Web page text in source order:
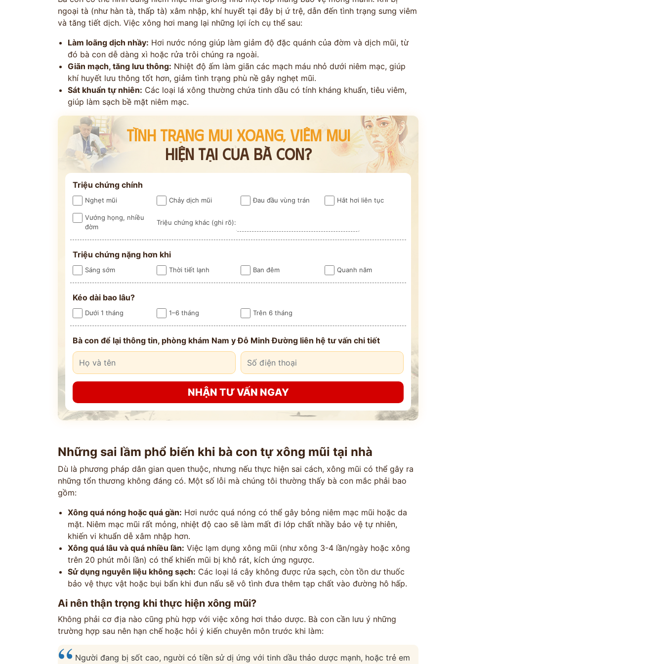
ngoại tà (như hàn tà, thấp tà) xâm nhập, khí huyết tại đây bị ứ trệ, dẫn đến tình trạng sưng viêm
và tăng tiết dịch. Việc xông hơi mang lại những lợi ích cụ thể sau:
Làm loãng dịch nhầy: Hơi nước nóng giúp làm giảm độ đặc quánh của đờm và dịch mũi, từ
đó bà con dễ dàng xì hoặc rửa trôi chúng ra ngoài.
Giãn mạch, tăng lưu thông: Nhiệt độ ấm làm giãn các mạch máu nhỏ dưới niêm mạc, giúp
khí huyết lưu thông tốt hơn, giảm tình trạng phù nề gây nghẹt mũi.
Sát khuẩn tự nhiên: Các loại lá xông thường chứa tinh dầu có tính kháng khuẩn, tiêu viêm,
giúp làm sạch bề mặt niêm mạc.
TÌNH TRẠNG MŨI XOANG, VIÊM MŨI
HIỆN TẠI CỦA BÀ CON?
Triệu chứng chính
Nghẹt mũi Chảy dịch mũi Đau đầu vùng trán Hắt hơi liên tục
Vướng họng, nhiều
đờm
Triệu chứng khác (ghi rõ):
Triệu chứng nặng hơn khi
Sáng sớm Thời tiết lạnh Ban đêm Quanh năm
Kéo dài bao lâu?
Dưới 1 tháng 1–6 tháng Trên 6 tháng
Bà con để lại thông tin, phòng khám Nam y Đỗ Minh Đường liên hệ tư vấn chi tiết
NHẬN TƯ VẤN NGAY
Những sai lầm phổ biến khi bà con tự xông mũi tại nhà
Dù là phương pháp dân gian quen thuộc, nhưng nếu thực hiện sai cách, xông mũi có thể gây ra
những tổn thương không đáng có. Một số lỗi mà chúng tôi thường thấy bà con mắc phải bao
gồm:
Xông quá nóng hoặc quá gần: Hơi nước quá nóng có thể gây bỏng niêm mạc mũi hoặc da
mặt. Niêm mạc mũi rất mỏng, nhiệt độ cao sẽ làm mất đi lớp chất nhầy bảo vệ tự nhiên,
khiến vi khuẩn dễ xâm nhập hơn.
Xông quá lâu và quá nhiều lần: Việc lạm dụng xông mũi (như xông 3-4 lần/ngày hoặc xông
trên 20 phút mỗi lần) có thể khiến mũi bị khô rát, kích ứng ngược.
Sử dụng nguyên liệu không sạch: Các loại lá cây không được rửa sạch, còn tồn dư thuốc
bảo vệ thực vật hoặc bụi bẩn khi đun nấu sẽ vô tình đưa thêm tạp chất vào đường hô hấp.
Ai nên thận trọng khi thực hiện xông mũi?
Không phải cơ địa nào cũng phù hợp với việc xông hơi thảo dược. Bà con cần lưu ý những
trường hợp sau nên hạn chế hoặc hỏi ý kiến chuyên môn trước khi làm:
Người đang bị sốt cao, người có tiền sử dị ứng với tinh dầu thảo dược mạnh, hoặc trẻ em
*
*
ĐĂNG KÝ TƯ VẤN »
Thông tin của bạn được bảo mật và chỉ sử dụng cho mục đích tư vấn.
HOTLINE TƯ VẤN
0962 167 835